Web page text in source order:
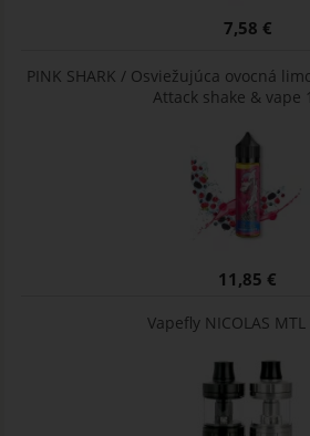
7,58 €
PINK SHARK / Osviežujúca ovocná
Attack shake & vape
11,85 €
Vapefly NICOLAS